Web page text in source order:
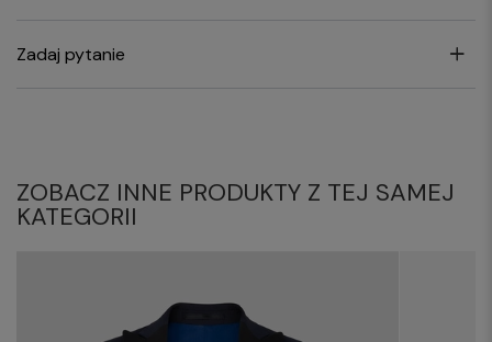
Zadaj pytanie
ZOBACZ INNE PRODUKTY Z TEJ SAMEJ
KATEGORII